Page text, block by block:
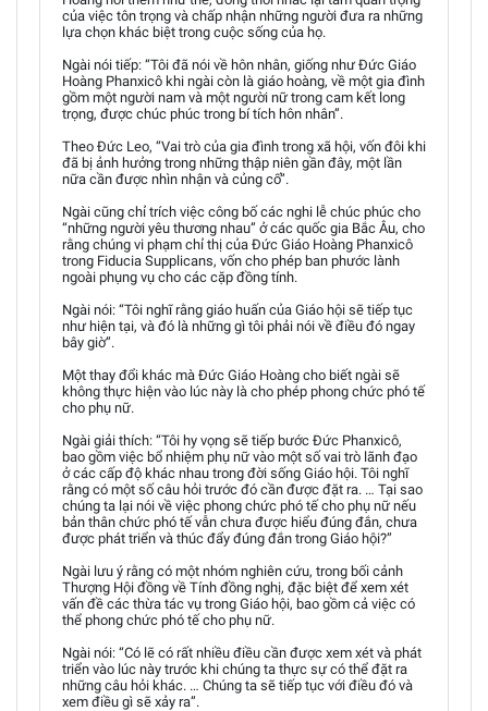
của việc tôn trọng và chấp nhận những người đưa ra những
lựa chọn khác biệt trong cuộc sống của họ.
Ngài nói tiếp: “Tôi đã nói về hôn nhân, giống như Đức Giáo
Hoàng Phanxicô khi ngài còn là giáo hoàng, về một gia đình
gồm một người nam và một người nữ trong cam kết long
trọng, được chúc phúc trong bí tích hôn nhân”.
Theo Đức Leo, “Vai trò của gia đình trong xã hội, vốn đôi khi
đã bị ảnh hưởng trong những thập niên gần đây, một lần
nữa cần được nhìn nhận và củng cố”.
Ngài cũng chỉ trích việc công bố các nghi lễ chúc phúc cho
“những người yêu thương nhau” ở các quốc gia Bắc Âu, cho
rằng chúng vi phạm chỉ thị của Đức Giáo Hoàng Phanxicô
trong Fiducia Supplicans, vốn cho phép ban phước lành
ngoài phụng vụ cho các cặp đồng tính.
Ngài nói: “Tôi nghĩ rằng giáo huấn của Giáo hội sẽ tiếp tục
như hiện tại, và đó là những gì tôi phải nói về điều đó ngay
bây giờ”.
Một thay đổi khác mà Đức Giáo Hoàng cho biết ngài sẽ
không thực hiện vào lúc này là cho phép phong chức phó tế
cho phụ nữ.
Ngài giải thích: “Tôi hy vọng sẽ tiếp bước Đức Phanxicô,
bao gồm việc bổ nhiệm phụ nữ vào một số vai trò lãnh đạo
ở các cấp độ khác nhau trong đời sống Giáo hội. Tôi nghĩ
rằng có một số câu hỏi trước đó cần được đặt ra. … Tại sao
chúng ta lại nói về việc phong chức phó tế cho phụ nữ nếu
bản thân chức phó tế vẫn chưa được hiểu đúng đắn, chưa
được phát triển và thúc đẩy đúng đắn trong Giáo hội?”
Ngài lưu ý rằng có một nhóm nghiên cứu, trong bối cảnh
Thượng Hội đồng về Tính đồng nghị, đặc biệt để xem xét
vấn đề các thừa tác vụ trong Giáo hội, bao gồm cả việc có
thể phong chức phó tế cho phụ nữ.
Ngài nói: “Có lẽ có rất nhiều điều cần được xem xét và phát
triển vào lúc này trước khi chúng ta thực sự có thể đặt ra
những câu hỏi khác. … Chúng ta sẽ tiếp tục với điều đó và
xem điều gì sẽ xảy ra”.